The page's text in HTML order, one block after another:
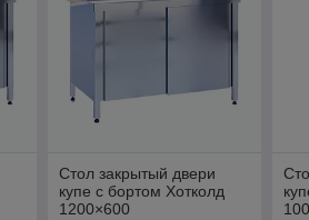
Стол закрытый двери
купе с бортом Хотколд
1200×600